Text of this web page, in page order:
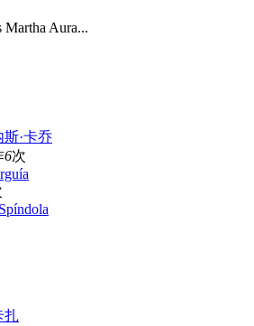
Martha Aura...
6次